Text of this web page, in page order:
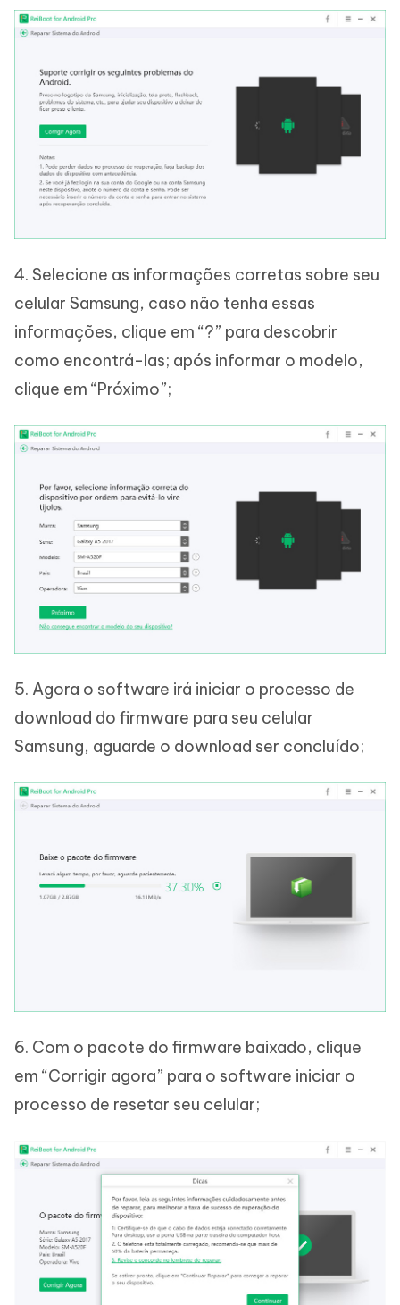
4. Selecione as informações corretas sobre seu
celular Samsung, caso não tenha essas
informações, clique em “?” para descobrir
como encontrá-las; após informar o modelo,
clique em “Próximo”;
5. Agora o software irá iniciar o processo de
download do firmware para seu celular
Samsung, aguarde o download ser concluído;
6. Com o pacote do firmware baixado, clique
em “Corrigir agora” para o software iniciar o
processo de resetar seu celular;